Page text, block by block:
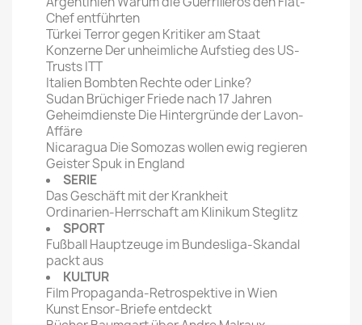
Chef entführten
Türkei Terror gegen Kritiker am Staat
Konzerne Der unheimliche Aufstieg des US-
Trusts ITT
Italien Bombten Rechte oder Linke?
Sudan Brüchiger Friede nach 17 Jahren
Geheimdienste Die Hintergründe der Lavon-
Affäre
Nicaragua Die Somozas wollen ewig regieren
Geister Spuk in England
SERIE
Das Geschäft mit der Krankheit
Ordinarien-Herrschaft am Klinikum Steglitz
SPORT
Fußball Hauptzeuge im Bundesliga-Skandal
packt aus
KULTUR
Film Propaganda-Retrospektive in Wien
Kunst Ensor-Briefe entdeckt